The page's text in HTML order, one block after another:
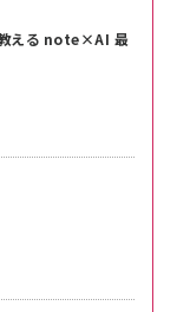
教える note×AI 最